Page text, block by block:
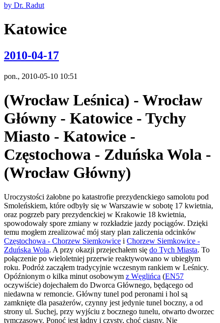
by Dr. Radut
Katowice
2010-04-17
pon., 2010-05-10 10:51
(Wrocław Leśnica) - Wrocław
Główny - Katowice - Tychy
Miasto - Katowice -
Częstochowa - Zduńska Wola -
(Wrocław Główny)
Uroczystości żałobne po katastrofie prezydenckiego samolotu pod
Smoleńskiem, które odbyły się w Warszawie w sobotę 17 kwietnia,
oraz pogrzeb pary prezydenckiej w Krakowie 18 kwietnia,
spowodowały spore zmiany w rozkładzie jazdy pociągów. Dzięki
temu mogłem zrealizować mój stary plan zaliczenia odcinków
Częstochowa - Chorzew Siemkowice i Chorzew Siemkowice -
Zduńska Wola. A przy okazji przejechałem się do Tych Miasta. To
połączenie po wieloletniej przerwie reaktywowano w ubiegłym
roku. Podróż zacząłem tradycyjnie wczesnym rankiem w Leśnicy.
Opóźnionym o kilka minut osobowym z Węglińca (EN57
oczywiście) dojechałem do Dworca Głównego, będącego od
niedawna w remoncie. Główny tunel pod peronami i hol są
zamknięte dla pasażerów, czynny jest jedynie tunel boczny, a od
strony ul. Suchej, przy wyjściu z bocznego tunelu, otwarto dworzec
tymczasowy. Ponoć jest ładny i czysty, choć ciasny. Nie